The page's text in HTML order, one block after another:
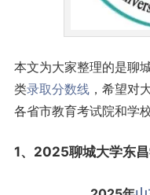
本文为大家整理的是聊
类录取分数线，希望对
各省市教育考试院和学
1、2025聊城大学东